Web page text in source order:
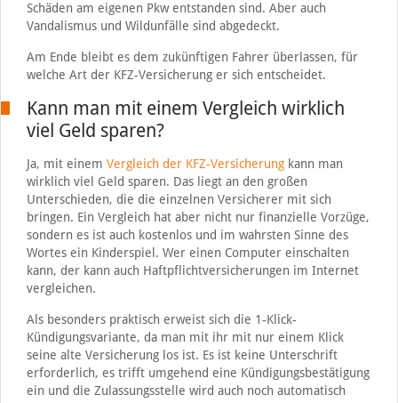
Schäden am eigenen Pkw entstanden sind. Aber auch
Vandalismus und Wildunfälle sind abgedeckt.
Am Ende bleibt es dem zukünftigen Fahrer überlassen, für
welche Art der KFZ-Versicherung er sich entscheidet.
Kann man mit einem Vergleich wirklich
viel Geld sparen?
Ja, mit einem Vergleich der KFZ-Versicherungkann man
wirklich viel Geld sparen. Das liegt an den großen
Unterschieden, die die einzelnen Versicherer mit sich
bringen. Ein Vergleich hat aber nicht nur finanzielle Vorzüge,
sondern es ist auch kostenlos und im wahrsten Sinne des
Wortes ein Kinderspiel. Wer einen Computer einschalten
kann, der kann auch Haftpflichtversicherungen im Internet
vergleichen.
Als besonders praktisch erweist sich die 1-Klick-
Kündigungsvariante, da man mit ihr mit nur einem Klick
seine alte Versicherung los ist. Es ist keine Unterschrift
erforderlich, es trifft umgehend eine Kündigungsbestätigung
ein und die Zulassungsstelle wird auch noch automatisch